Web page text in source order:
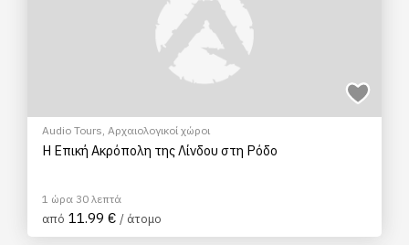
Audio Tours, Αρχαιολογικοί χώροι
Η Επική Ακρόπολη της Λίνδου στη Ρόδο
1 ώρα 30 λεπτά
από 11.99 € / άτομο